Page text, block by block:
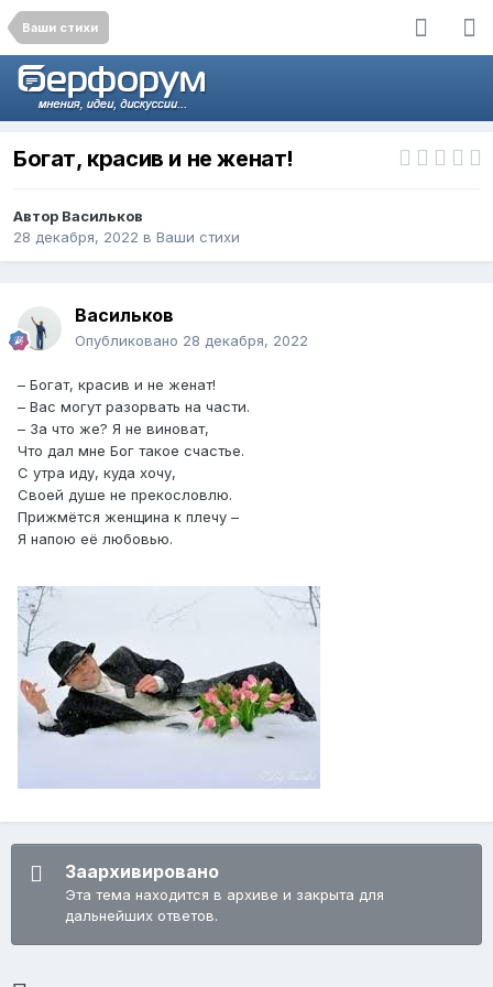
Ваши стихи
Богат, красив и не женат!
Автор Васильков
28 декабря, 2022 в Ваши стихи
Васильков
Опубликовано 28 декабря, 2022
– Богат, красив и не женат!
– Вас могут разорвать на части.
– За что же? Я не виноват,
Что дал мне Бог такое счастье.
С утра иду, куда хочу,
Своей душе не прекословлю.
Прижмётся женщина к плечу –
Я напою её любовью.
Заархивировано
Эта тема находится в архиве и закрыта для
дальнейших ответов.